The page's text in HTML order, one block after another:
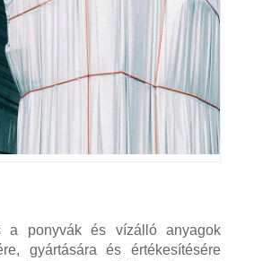
a ponyvák és vízálló anyagok
gyártására és értékesítésére